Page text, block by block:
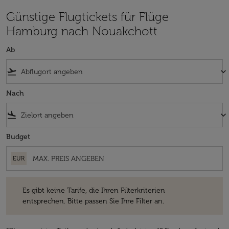
Günstige Flugtickets für Flüge
Hamburg nach Nouakchott
Ab
flight_takeoff keyboard_arrow_down
Nach
flight_land keyboard_arrow_down
Budget
EUR
Es gibt keine Tarife, die Ihren Filterkriterien
entsprechen. Bitte passen Sie Ihre Filter an.